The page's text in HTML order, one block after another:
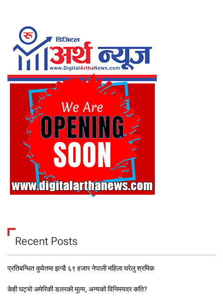
Recent Posts
प्रतिबन्धित कुवेतमा झन्डै ६९ हजार नेपाली महिला घरेलु श्रमिक
केही घट्यो अमेरिकी डलरको मूल्य, अन्यको विनिमयदर कति?